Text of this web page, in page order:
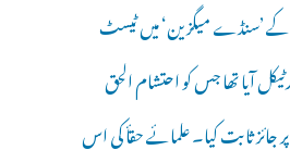
کے ’سنڈے میگزین‘ میں ٹیسٹ
آیا تھا جس کو احتشام الحق
ثابت کیا۔ علمائے حقأ کی اس